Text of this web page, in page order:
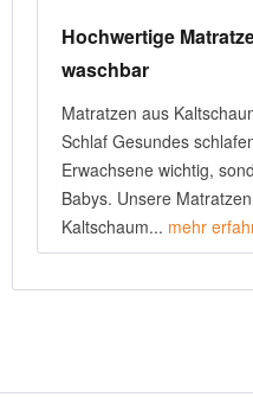
Hochwertige
waschbar
Matratzen aus
Schlaf Gesundes
Erwachsene wichtig,
Babys. Unsere
Kaltschaum... mehr